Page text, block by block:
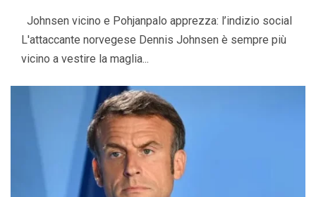
Johnsen vicino e Pohjanpalo apprezza: l’indizio social
L'attaccante norvegese Dennis Johnsen è sempre più
vicino a vestire la maglia...